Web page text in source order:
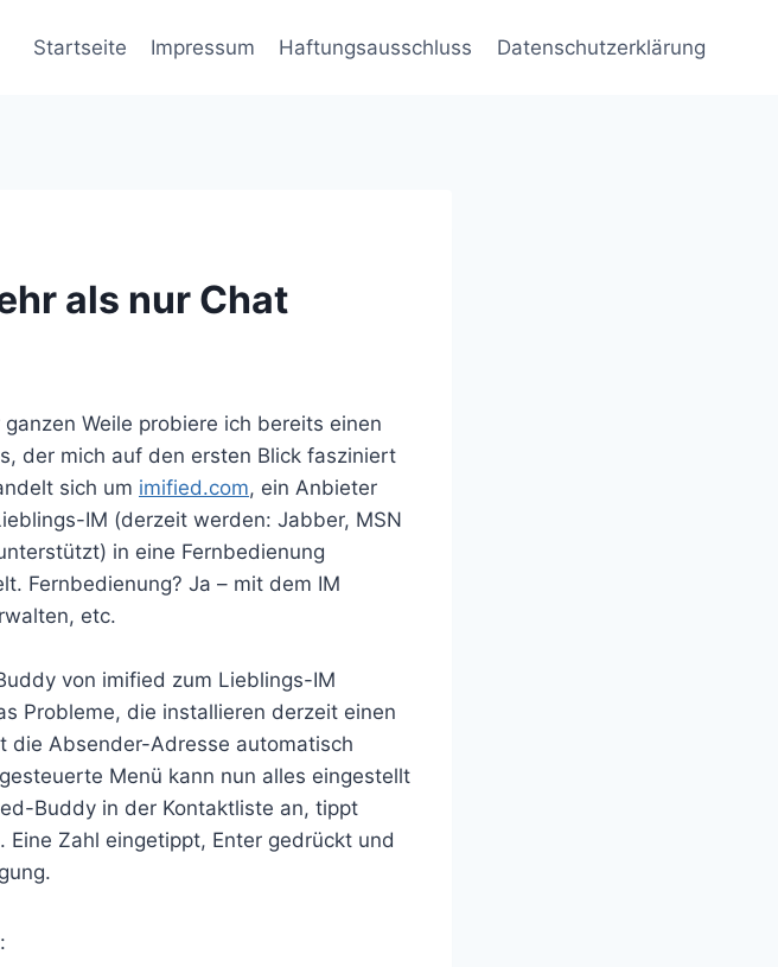
Startseite Impressum Haftungsausschluss Datenschutzerklärung
als nur Chat
ganzen Weile probiere ich bereits einen
der mich auf den ersten Blick fasziniert
sich um imified.com, ein Anbieter
IM (derzeit werden: Jabber, MSN
in eine Fernbedienung
Fernbedienung? Ja – mit dem IM
etc.
von imified zum Lieblings-IM
Probleme, die installieren derzeit einen
die Absender-Adresse automatisch
Menü kann nun alles eingestellt
Buddy in der Kontaktliste an, tippt
Zahl eingetippt, Enter gedrückt und